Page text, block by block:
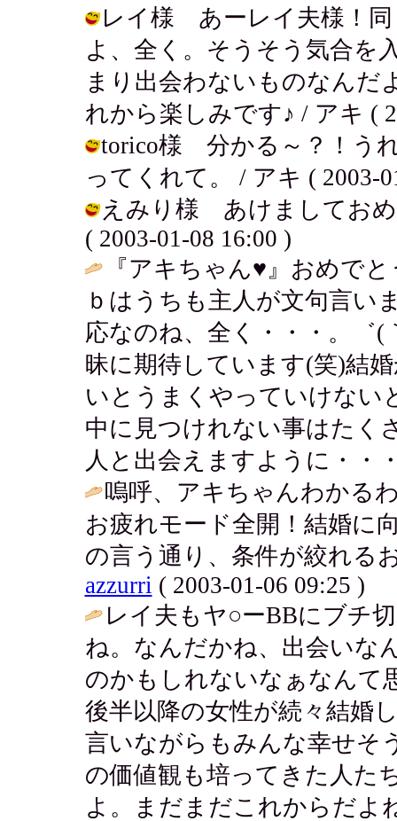
レイ様 あーレイ夫様！同
よ、全く。そうそう気合を
まり出会わないものなんだ
れから楽しみです♪ / アキ (
torico様 分かる～？！う
ってくれて。 / アキ ( 2003-
えみり様 あけましてお
( 2003-01-08 16:00 )
『アキちゃん♥』おめで
ｂはうちも主人が文句言い
応なのね、全く・・・。゛
昧に期待しています(笑)結
いとうまくやっていけない
中に見つけれない事はたく
人と出会えますように・・
嗚呼、アキちゃんわかる
お疲れモード全開！結婚に
の言う通り、条件が絞れる
azzurri ( 2003-01-06 09:25 )
レイ夫もヤ○ーBBにブチ
ね。なんだかね、出会いな
のかもしれないなぁなんて
後半以降の女性が続々結婚
言いながらもみんな幸せそ
の価値観も培ってきた人た
よ。まだまだこれからだよ